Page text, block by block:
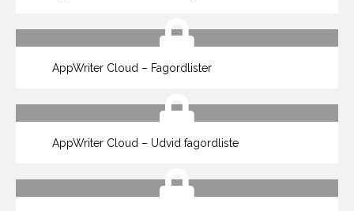
AppWriter Cloud – Fagordlister
AppWriter Cloud – Udvid fagordliste